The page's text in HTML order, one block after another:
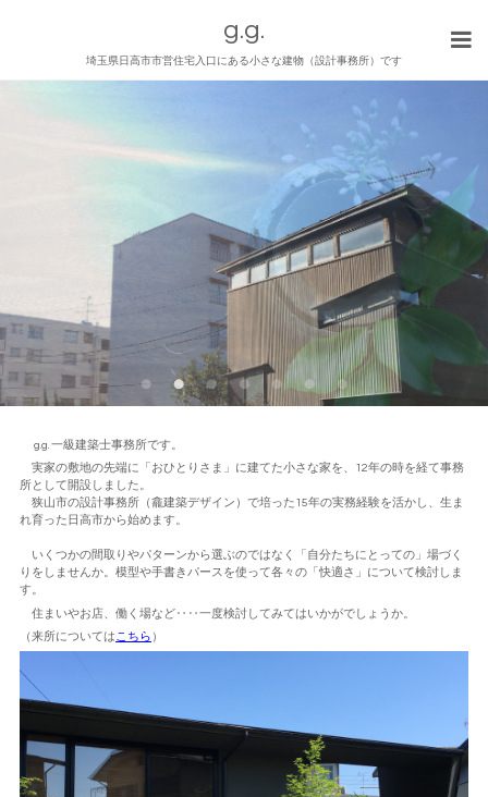
g.g.
埼玉県日高市市営住宅入口にある小さな建物（設計事務所）です
g.g. 一級建築士事務所です。
実家の敷地の先端に「おひとりさま」に建てた小さな家を、12年の時を経て事務
所として開設しました。
狭山市の設計事務所（龕建築デザイン）で培った15年の実務経験を活かし、生ま
れ育った日高市から始めます。
いくつかの間取りやパターンから選ぶのではなく「自分たちにとっての」場づく
りをしませんか。模型や手書きパースを使って各々の「快適さ」について検討しま
す。
住まいやお店、働く場など‥‥一度検討してみてはいかがでしょうか。
（来所については こちら ）